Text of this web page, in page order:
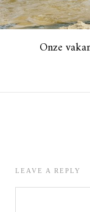
Onze
LEAVE A REPLY